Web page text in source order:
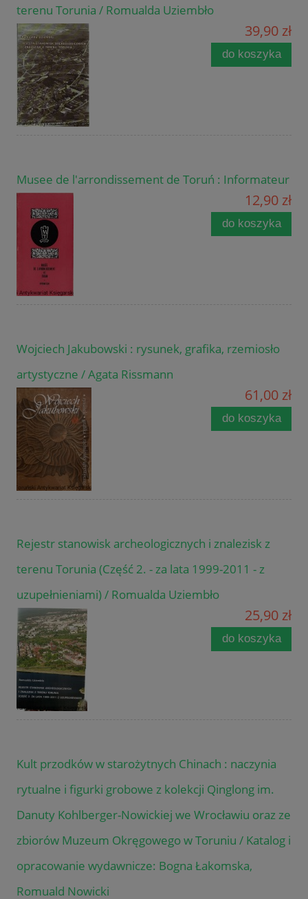
terenu Torunia / Romualda Uziembło
39,90 zł
do koszyka
Musee de l'arrondissement de Toruń : Informateur
12,90 zł
do koszyka
Wojciech Jakubowski : rysunek, grafika, rzemiosło
artystyczne / Agata Rissmann
61,00 zł
do koszyka
Rejestr stanowisk archeologicznych i znalezisk z
terenu Torunia (Część 2. - za lata 1999-2011 - z
uzupełnieniami) / Romualda Uziembło
25,90 zł
do koszyka
Kult przodków w starożytnych Chinach : naczynia
rytualne i figurki grobowe z kolekcji Qinglong im.
Danuty Kohlberger-Nowickiej we Wrocławiu oraz ze
zbiorów Muzeum Okręgowego w Toruniu / Katalog i
opracowanie wydawnicze: Bogna Łakomska,
Romuald Nowicki